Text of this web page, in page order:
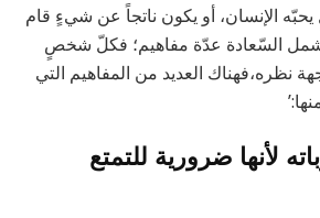
الإنسان، أو يكون ناتجاً عن شيءٍ قام
السّعادة عدّة مفاهيم؛ فكلّ شخصٍ
نظره،فهناك العديد من المفاهيم التي
لأنها ضرورية للتمتع